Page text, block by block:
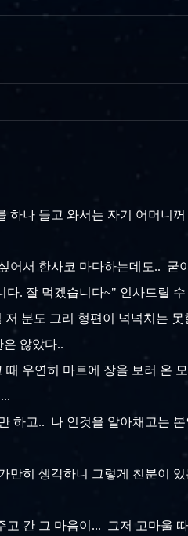
나 들고 와서는 자기 어머니
서 한사코 마다하는데도.. 굳
. 잘 먹겠습니다~" 인사드릴 수
분도 그리 형편이 넉넉치는 못
않았다..
우연히 마트에 장을 보러 온
하고.. 나 인것을 알아채고는
히 생각하니 그렇게 친분이
간 그 마음이... 그저 고마울